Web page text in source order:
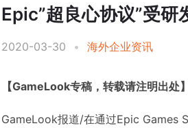
Epic”超良心协议”受研
2020-03-30 • 海外企业资讯
【GameLook专稿，转载请注明出处】
GameLook报道/在通过Epic Games